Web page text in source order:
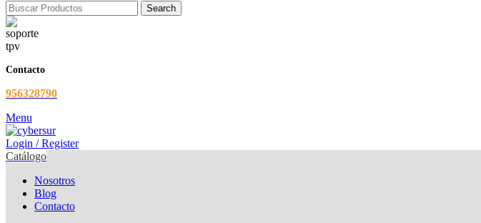
Search
Contacto
956328790
Menu
Login / Register
Catálogo
Nosotros
Blog
Contacto